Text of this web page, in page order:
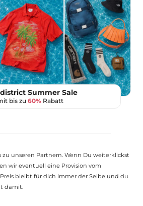
Summer Sale
bis zu 60% Rabatt
zu unseren Partnern. Wenn Du weiterklickst
wir eventuell eine Provision vom
bleibt für dich immer der Selbe und du
damit.